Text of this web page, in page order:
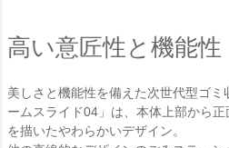
高い意匠性と機能性
美しさと機能性を備えた次世代型ゴ
ームスライド04」は、本体上部から
を描いたやわらかいデザイン。